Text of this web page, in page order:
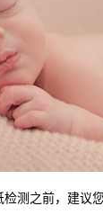
之前，建议您